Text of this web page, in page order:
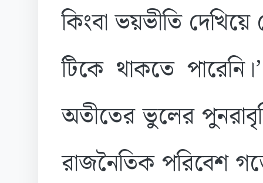
কিংবা ভয়ভীতি
টিকে থাকতে
অতীতের ভুলের
রাজনৈতিক পরিবেশ